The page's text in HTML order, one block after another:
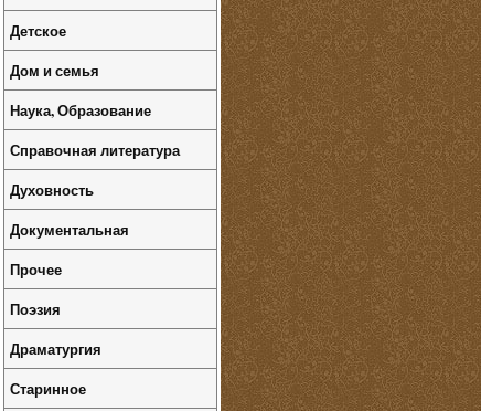
Детское
Дом и семья
Наука, Образование
Справочная литература
Духовность
Документальная
Прочее
Поэзия
Драматургия
Старинное